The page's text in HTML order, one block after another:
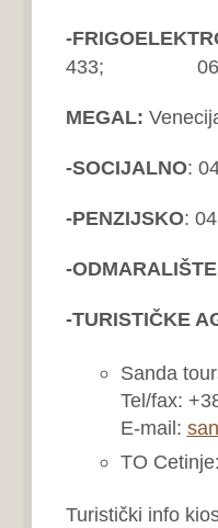
-
433; 069
MEGAL:
-SOCIJALNO:
-PENZIJSKO:
-
-TURISTIČKE
Sanda
Tel/fax:
E-mail:
TO
Turistički info